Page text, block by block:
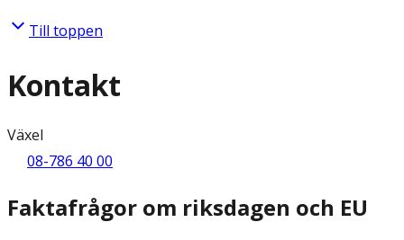
Till toppen
Kontakt
Växel
08-786 40 00
Faktafrågor om riksdagen och EU